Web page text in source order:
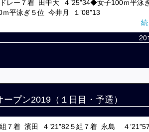
レー７着 田中大 ４’25”34◆女子100ｍ平泳
平泳ぎ５位 今井月 １’08”13
プン2019（１日目・予選）
７着 濱田 ４’21”82５組７着 永島 ４